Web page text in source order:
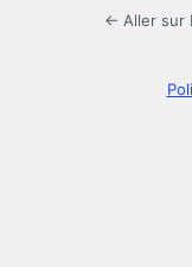
← Aller sur